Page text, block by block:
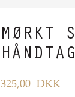
MØRKT
325,00 DKK